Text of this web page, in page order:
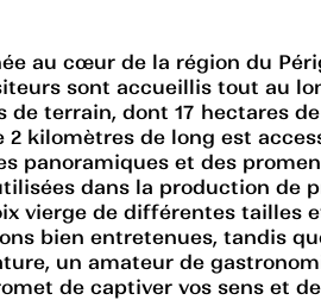
au cœur de la région du
sont accueillis tout au
terrain, dont 17 hectares
kilomètres de long est
panoramiques et des
dans la production de
vierge de différentes tailles
bien entretenues, tandis
un amateur de
de captiver vos sens et